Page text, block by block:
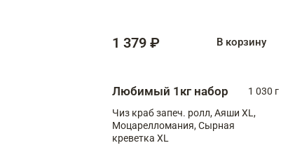
1 379 ₽ В корзину
Любимый 1кг набор
1 030 г
Чиз краб запеч. ролл, Аяши XL,
Моцарелломания, Сырная
креветка XL